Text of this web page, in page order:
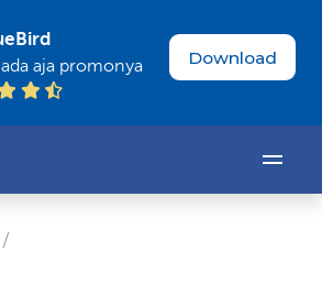
aja promonya Download